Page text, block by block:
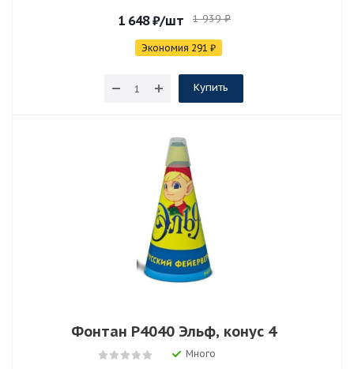
1 648₽/шт 1 939₽
Экономия 291 ₽
Купить
Фонтан Р4040 Эльф, конус 4
Много